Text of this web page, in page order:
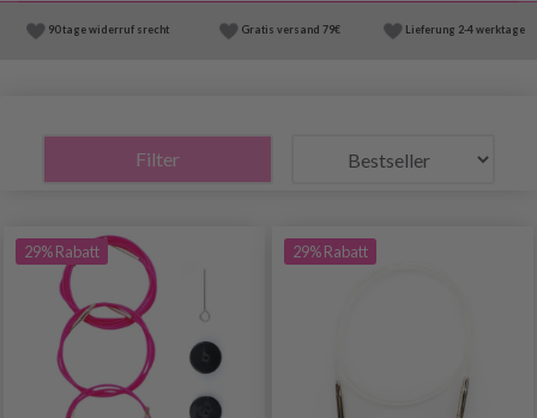
90 tage widerruf srecht Gratis versand 79€ Lieferung 2-4 werktage
Filter
29% Rabatt 29% Rabatt